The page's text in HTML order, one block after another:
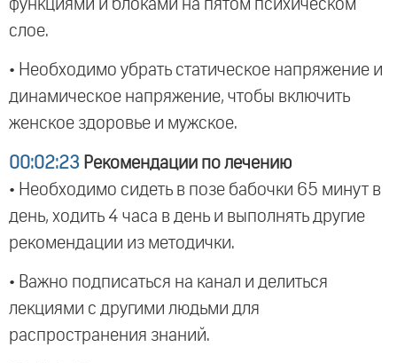
функциями и блоками на пятом психическом
слое.
• Необходимо убрать статическое напряжение и
динамическое напряжение, чтобы включить
женское здоровье и мужское.
00:02:23 Рекомендации по лечению
• Необходимо сидеть в позе бабочки 65 минут в
день, ходить 4 часа в день и выполнять другие
рекомендации из методички.
• Важно подписаться на канал и делиться
лекциями с другими людьми для
распространения знаний.